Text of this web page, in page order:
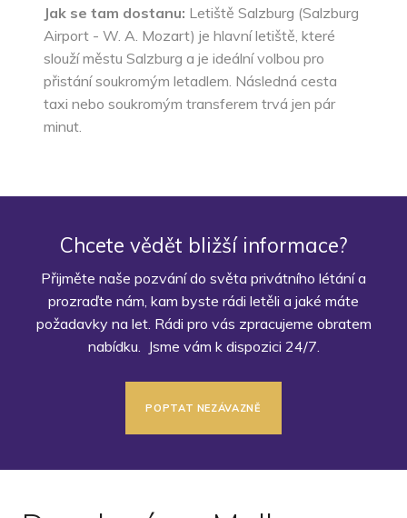
Jak se tam dostanu: Letiště Salzburg (Salzburg
Airport - W. A. Mozart) je hlavní letiště, které
slouží městu Salzburg a je ideální volbou pro
přistání soukromým letadlem. Následná cesta
taxi nebo soukromým transferem trvá jen pár
minut.
Chcete vědět bližší informace?
Přijměte naše pozvání do světa privátního létání a
prozraďte nám, kam byste rádi letěli a jaké máte
požadavky na let. Rádi pro vás zpracujeme obratem
nabídku. Jsme vám k dispozici 24/7.
POPTAT NEZÁVAZNĚ